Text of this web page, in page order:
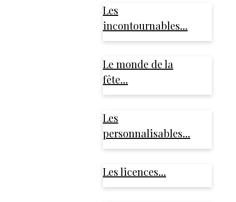
Les
incontournables...
Le monde de la
fête...
Les
personnalisables...
Les licences...